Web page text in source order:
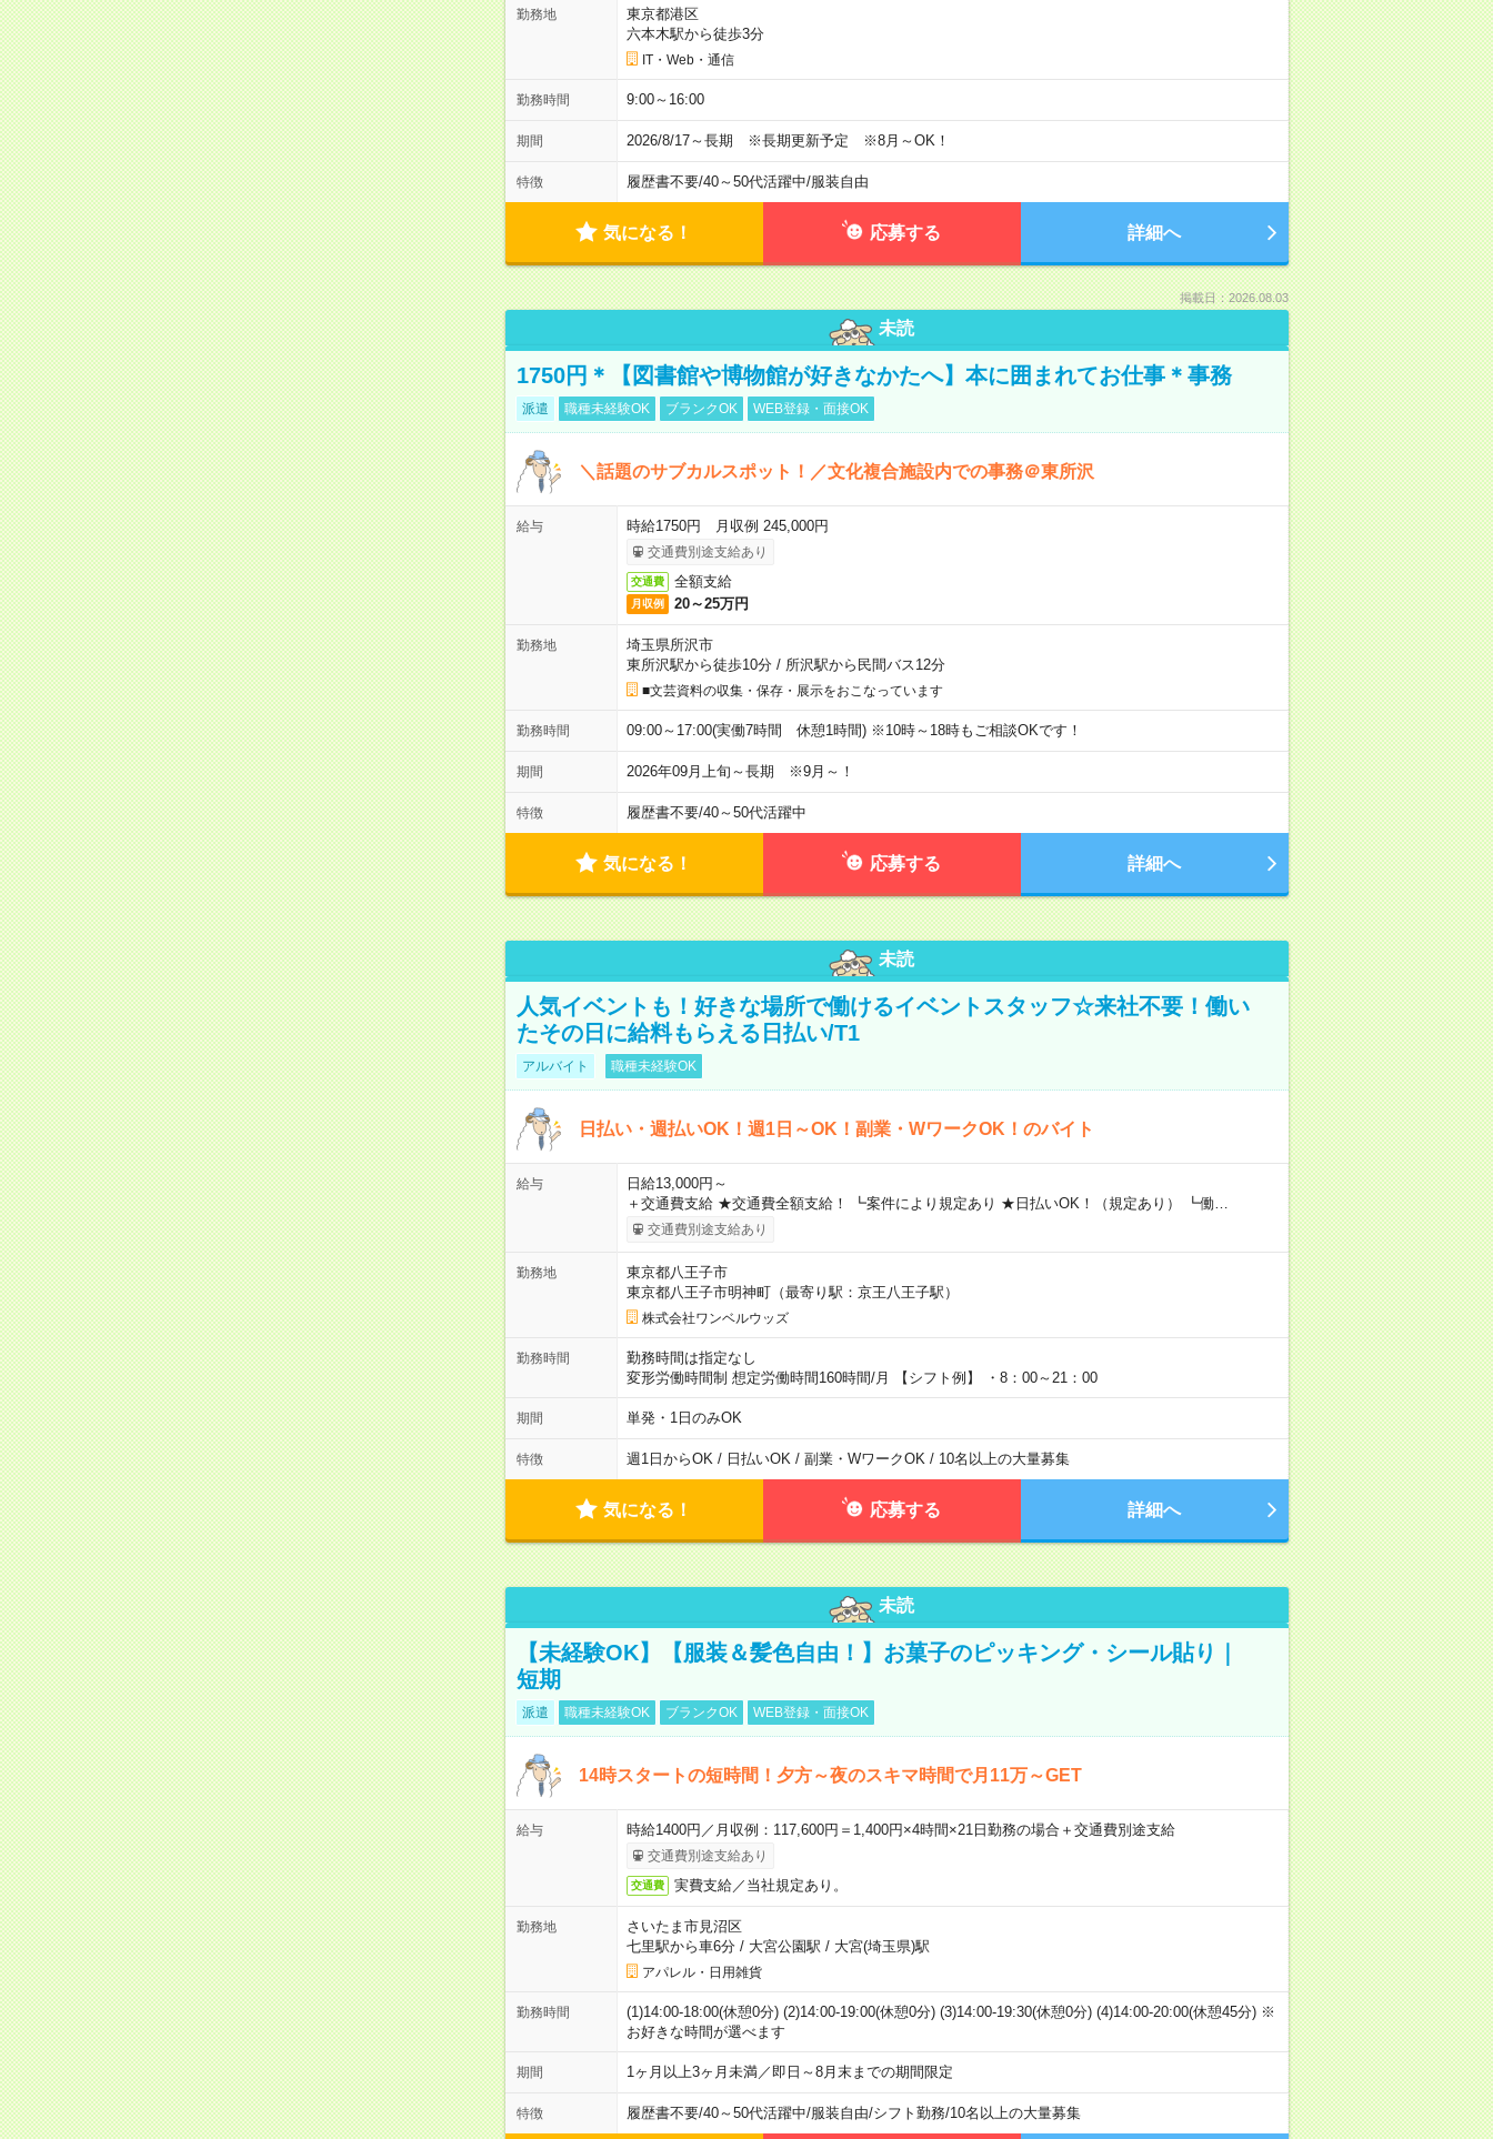
勤務地
東京都港区
六本木駅から徒歩3分
IT・Web・通信
勤務時間 9:00～16:00
期間 2026/8/17～長期 ※長期更新予定 ※8月～OK！
特徴 履歴書不要/40～50代活躍中/服装自由
気になる！ 応募する 詳細へ
掲載日：2026.08.03
未読
1750円＊【図書館や博物館が好きなかたへ】本に囲まれてお仕事＊事務
派遣 職種未経験OK ブランクOK WEB登録・面接OK
＼話題のサブカルスポット！／文化複合施設内での事務＠東所沢
給与 時給1750円 月収例 245,000円
交通費別途支給あり
交通費 全額支給
月収例 20～25万円
勤務地
埼玉県所沢市
東所沢駅から徒歩10分/ 所沢駅から民間バス12分
■文芸資料の収集・保存・展示をおこなっています
勤務時間 09:00～17:00(実働7時間 休憩1時間) ※10時～18時もご相談OKです！
期間 2026年09月上旬～長期 ※9月～！
特徴 履歴書不要/40～50代活躍中
気になる！ 応募する 詳細へ
未読
人気イベントも！好きな場所で働けるイベントスタッフ☆来社不要！働い
たその日に給料もらえる日払い/T1
アルバイト 職種未経験OK
日払い・週払いOK！週1日～OK！副業・WワークOK！のバイト
給与
日給13,000円～
＋交通費支給 ★交通費全額支給！ ┗案件により規定あり ★日払いOK！（規定あり） ┗働…
交通費別途支給あり
勤務地
東京都八王子市
東京都八王子市明神町（最寄り駅：京王八王子駅）
株式会社ワンベルウッズ
勤務時間
勤務時間は指定なし
変形労働時間制 想定労働時間160時間/月 【シフト例】 ・8：00～21：00
期間 単発・1日のみOK
特徴 週1日からOK / 日払いOK / 副業・WワークOK / 10名以上の大量募集
気になる！ 応募する 詳細へ
未読
【未経験OK】【服装＆髪色自由！】お菓子のピッキング・シール貼り｜
短期
派遣 職種未経験OK ブランクOK WEB登録・面接OK
14時スタートの短時間！夕方～夜のスキマ時間で月11万～GET
給与 時給1400円／月収例：117,600円＝1,400円×4時間×21日勤務の場合＋交通費別途支給
交通費別途支給あり
交通費 実費支給／当社規定あり。
勤務地
さいたま市見沼区
七里駅から車6分/ 大宮公園駅 / 大宮(埼玉県)駅
アパレル・日用雑貨
勤務時間
(1)14:00-18:00(休憩0分) (2)14:00-19:00(休憩0分) (3)14:00-19:30(休憩0分) (4)14:00-20:00(休憩45分) ※
お好きな時間が選べます
期間 1ヶ月以上3ヶ月未満／即日～8月末までの期間限定
特徴 履歴書不要/40～50代活躍中/服装自由/シフト勤務/10名以上の大量募集